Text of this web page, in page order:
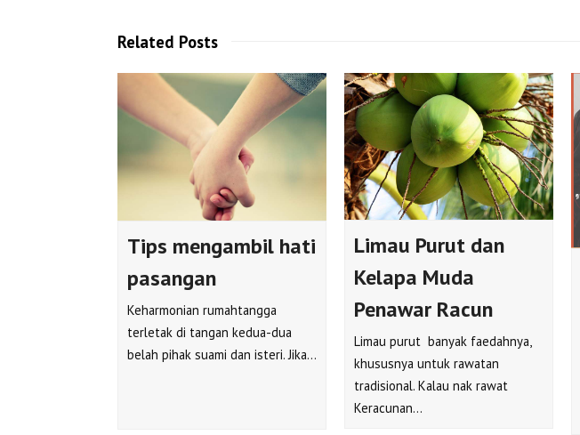
Related Posts
Tips mengambil hati
pasangan
Keharmonian rumahtangga
terletak di tangan kedua-dua
belah pihak suami dan isteri. Jika…
Limau Purut dan
Kelapa Muda
Penawar Racun
Limau purut banyak faedahnya,
khususnya untuk rawatan
tradisional. Kalau nak rawat
Keracunan…